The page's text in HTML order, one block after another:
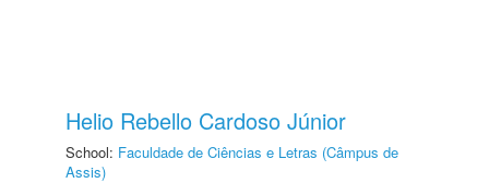
Helio Rebello Cardoso Júnior
School: Faculdade de Ciências e Letras (Câmpus de
Assis)